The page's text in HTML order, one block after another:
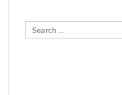
Search